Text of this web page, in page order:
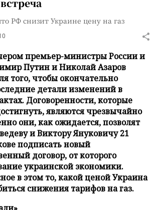
РФ снизит Украине цену на газ
премьер-министры России и
Путин и Николай Азаров
того, чтобы окончательно
детали изменений в
Договоренности, которые
являются чрезвычайно
они, как ожидается, позволят
и Виктору Януковичу 21
подписать новый
договор, от которого
украинской экономики.
в этом то, какой ценой Украина
снижения тарифов на газ.